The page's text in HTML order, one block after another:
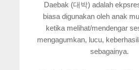
Daebak (대박) adalah
biasa digunakan oleh anak
ketika melihat/mendengar
mengagumkan, lucu,
sebagainya.